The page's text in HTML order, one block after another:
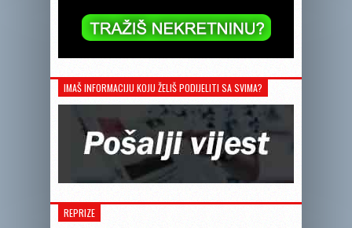
IMAŠ INFORMACIJU KOJU ŽELIŠ PODIJELITI SA SVIMA?
REPRIZE